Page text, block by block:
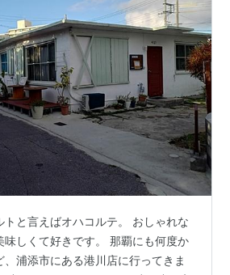
トと言えばオハコルテ。 おしゃれな
味しくて好きです。 那覇にも何度か
浦添市にある港川店に行ってきま